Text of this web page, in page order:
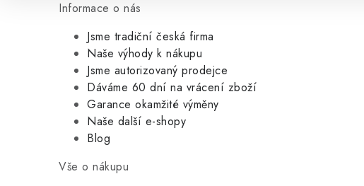
Informace o nás
Jsme tradiční česká firma
Naše výhody k nákupu
Jsme autorizovaný prodejce
Dáváme 60 dní na vrácení zboží
Garance okamžité výměny
Naše další e-shopy
Blog
Vše o nákupu